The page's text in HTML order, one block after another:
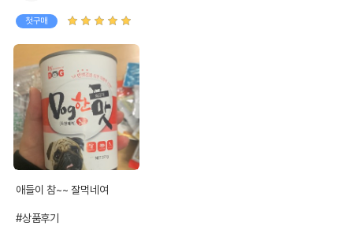
첫구매
애들이 참~~ 잘먹네여
#상품후기